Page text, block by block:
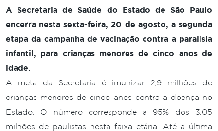
A Secretaria de Saúde do Estado de São Paulo
encerra nesta sexta-feira, 20 de agosto, a segunda
etapa da campanha de vacinação contra a paralisia
infantil, para crianças menores de cinco anos de
idade.
A meta da Secretaria é imunizar 2,9 milhões de
crianças menores de cinco anos contra a doença no
Estado. O número corresponde a 95% dos 3,05
milhões de paulistas nesta faixa etária. Até a última